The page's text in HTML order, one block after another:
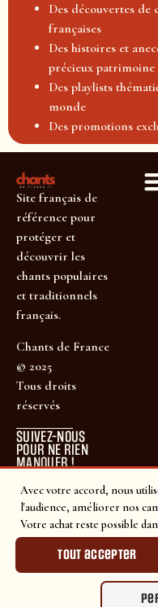
Avec votre accord, nous
l'audience, améliorer nos
Votre achat reste possible
Tout accepter
Des découvertes de
françaises
Des histoires et
précieux patrimoine
Des playlists
monde
Des promotions
Site français de
référence pour
protéger et
découvrir les
chants populaires
et traditionnels
français.
Chants de France
© 2025
Tous droits
réservés
SUIVEZ-NOUS
POUR NE RIEN
MANQUER !